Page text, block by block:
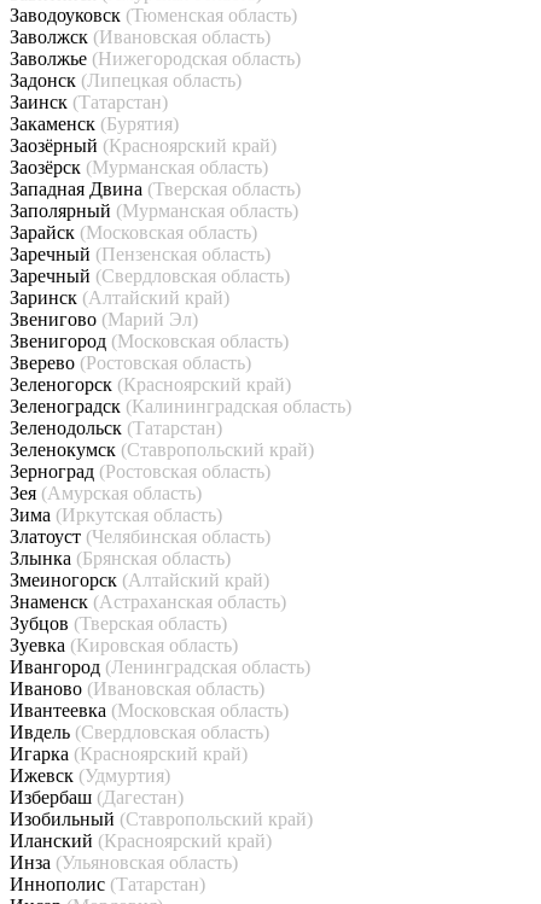
Заводоуковск (Тюменская область)
Заволжск (Ивановская область)
Заволжье (Нижегородская область)
Задонск (Липецкая область)
Заинск (Татарстан)
Закаменск (Бурятия)
Заозёрный (Красноярский край)
Заозёрск (Мурманская область)
Западная Двина (Тверская область)
Заполярный (Мурманская область)
Зарайск (Московская область)
Заречный (Пензенская область)
Заречный (Свердловская область)
Заринск (Алтайский край)
Звенигово (Марий Эл)
Звенигород (Московская область)
Зверево (Ростовская область)
Зеленогорск (Красноярский край)
Зеленоградск (Калининградская область)
Зеленодольск (Татарстан)
Зеленокумск (Ставропольский край)
Зерноград (Ростовская область)
Зея (Амурская область)
Зима (Иркутская область)
Златоуст (Челябинская область)
Злынка (Брянская область)
Змеиногорск (Алтайский край)
Знаменск (Астраханская область)
Зубцов (Тверская область)
Зуевка (Кировская область)
Ивангород (Ленинградская область)
Иваново (Ивановская область)
Ивантеевка (Московская область)
Ивдель (Свердловская область)
Игарка (Красноярский край)
Ижевск (Удмуртия)
Избербаш (Дагестан)
Изобильный (Ставропольский край)
Иланский (Красноярский край)
Инза (Ульяновская область)
Иннополис (Татарстан)